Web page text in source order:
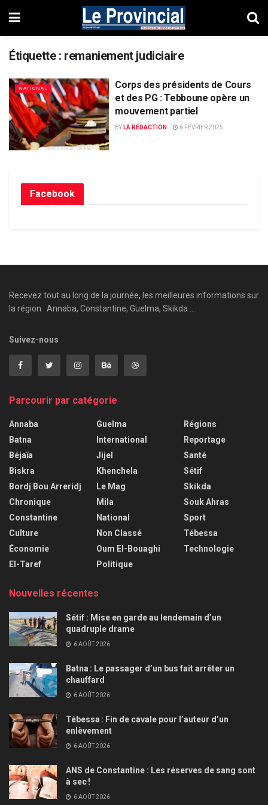
Étiquette : remaniement judiciaire
NATIONAL
Corps des présidents de Cours
et des PG : Tebboune opère un
mouvement partiel
BY LA RÉDACTION 6 FÉVRIER 2025
Facebook
Recevez tout au long de la journée, les meilleures informations sur
la région : Annaba, Constantine, Guelma, Skikda ....
Suivez-nous
Parcourir par catégorie
Annaba
Batna
Béjaïa
Biskra
Bordj Bou Arreridj
Chronique
Constantine
Culture
Économie
El-Taref
Guelma
International
Jijel
Khenchela
Le Mag
Mila
National
Non Classé
Oum El-Bouaghi
Politique
Régions
Reportage
Santé
Sétif
Skikda
Souk Ahras
Sport
Tébessa
Technologie
Nouvelles récentes
Sétif : Mise en garde au lendemain d’un
quadruple drame
6 AOÛT 2026
Batna : Le passager d’un bus fait arrêter un
chauffard
6 AOÛT 2026
Tébessa : Fin de cavale pour l’auteur d’un
enlèvement
6 AOÛT 2026
ANS de Constantine : Les réserves de sang sont
à sec !
6 AOÛT 2026